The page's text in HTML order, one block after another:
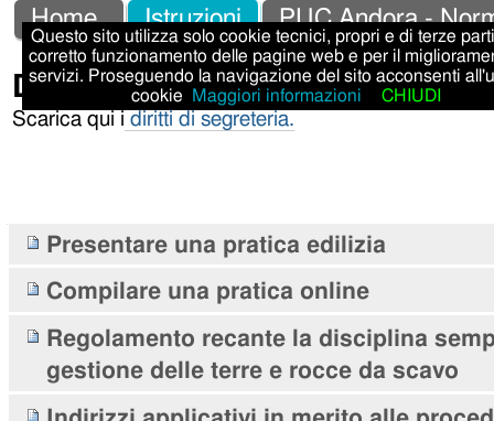
Salta
ai
contenuti.
navigazione
Strumenti
personali
Sezioni
Home Istruzioni PUC Andora -
Diritti di segreteria
Scarica qui i diritti di segreteria.
Navigazione
Presentare una pratica edilizia
Compilare una pratica online
Regolamento recante la disciplina
gestione delle terre e rocce da scavo
Questo sito utilizza solo cookie tecnici, propri e di terze
corretto funzionamento delle pagine web e per il
servizi. Proseguendo la navigazione del sito acconsenti
cookie
Maggiori informazioni CHIUDI